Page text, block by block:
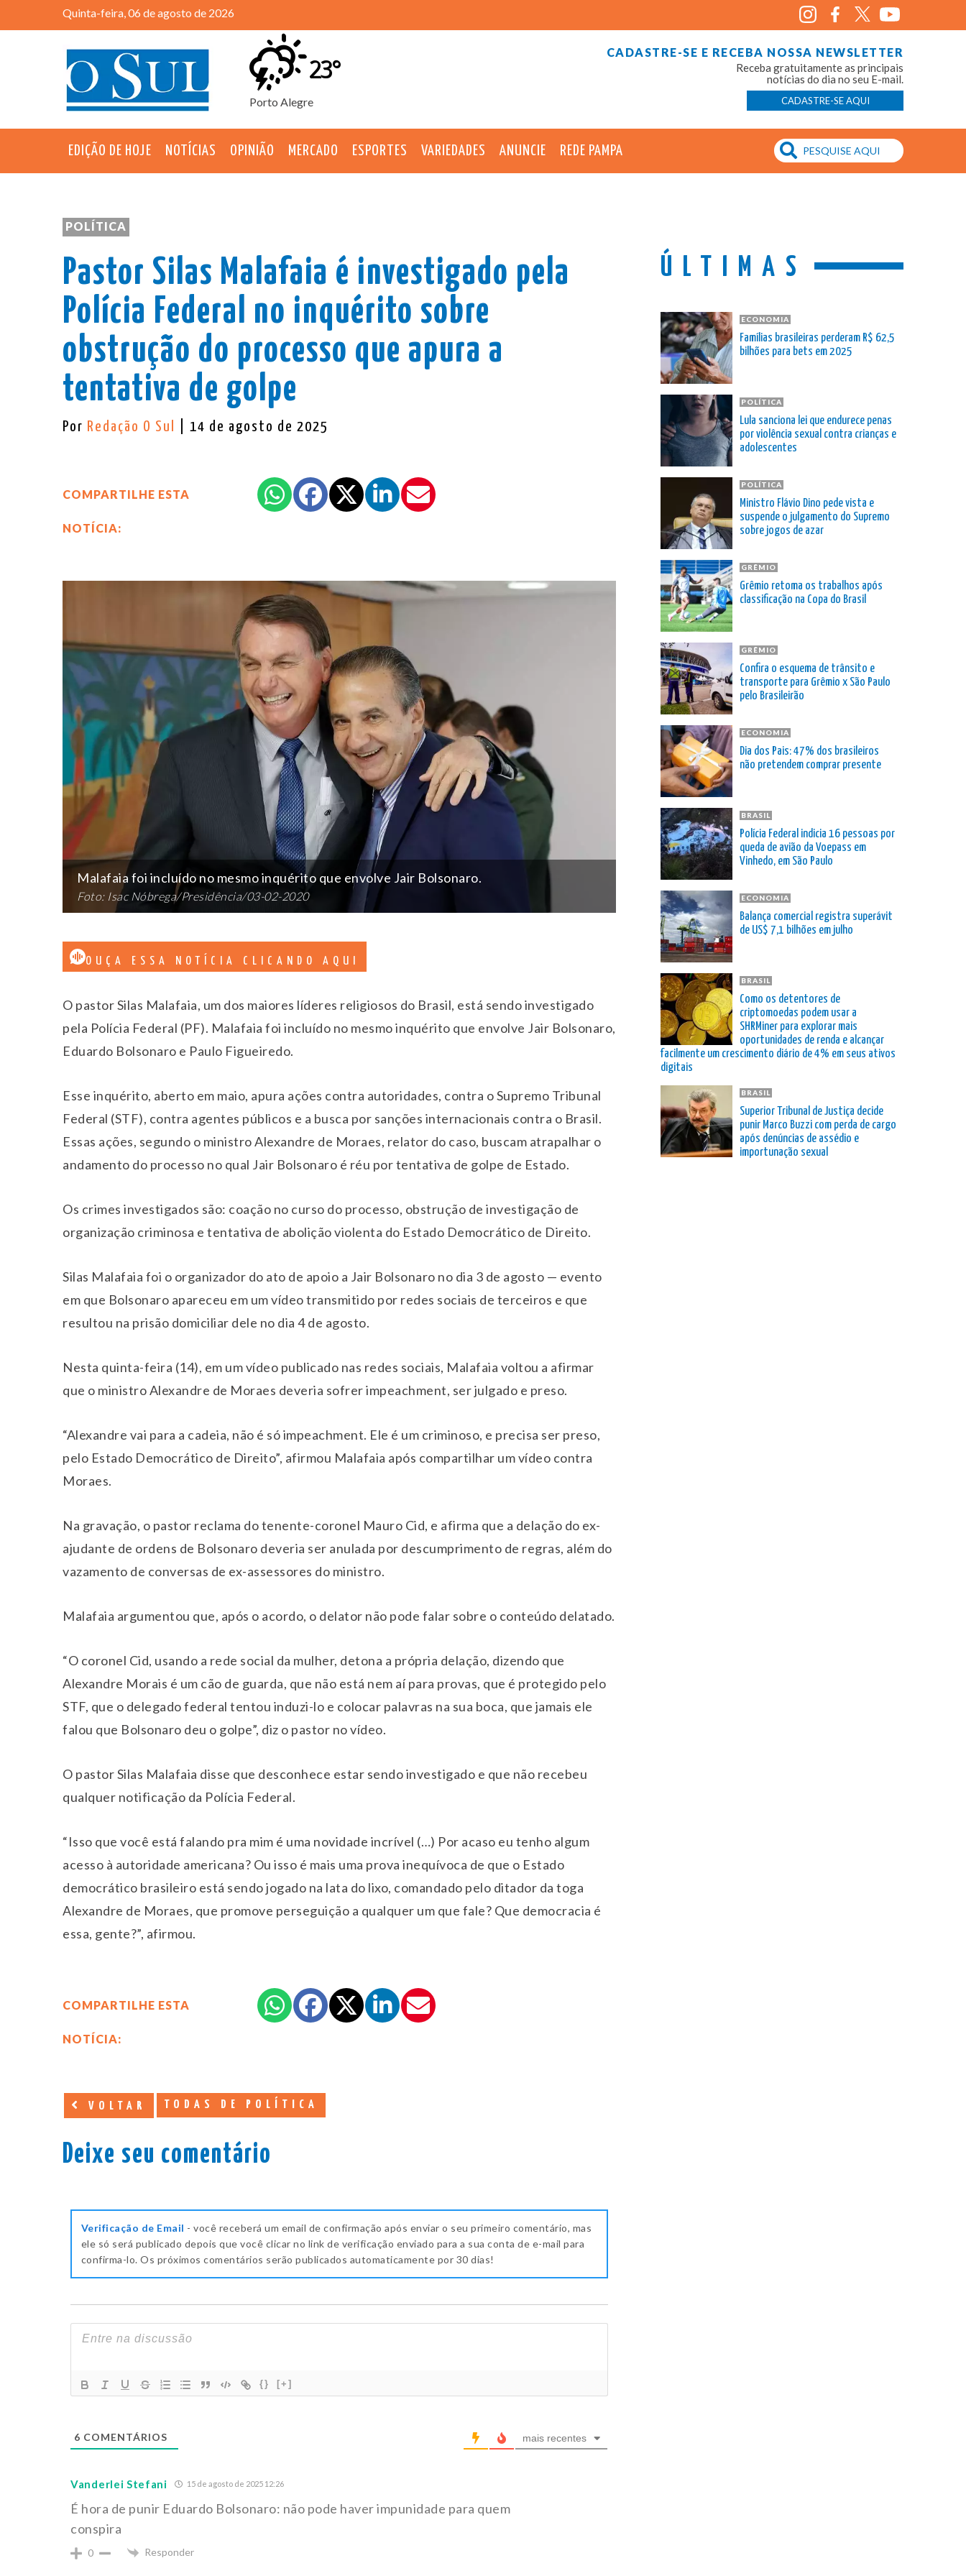
Quinta-feira, 06 de agosto de 2026
Porto Alegre
23°
CADASTRE-SE E RECEBA NOSSA NEWSLETTER
Receba gratuitamente as principais
notícias do dia no seu E-mail.
CADASTRE-SE AQUI
EDIÇÃO DE HOJE NOTÍCIAS OPINIÃO MERCADO ESPORTES VARIEDADES ANUNCIE REDE PAMPA
POLÍTICA
Pastor Silas Malafaia é investigado pela
Polícia Federal no inquérito sobre
obstrução do processo que apura a
tentativa de golpe
Por Redação O Sul | 14 de agosto de 2025
COMPARTILHE ESTA
NOTÍCIA:
Malafaia foi incluído no mesmo inquérito que envolve Jair Bolsonaro.
Foto: Isac Nóbrega/Presidência/03-02-2020
OUÇA ESSA NOTÍCIA CLICANDO AQUI
O pastor Silas Malafaia, um dos maiores líderes religiosos do Brasil, está sendo investigado
pela Polícia Federal (PF). Malafaia foi incluído no mesmo inquérito que envolve Jair Bolsonaro,
Eduardo Bolsonaro e Paulo Figueiredo.
Esse inquérito, aberto em maio, apura ações contra autoridades, contra o Supremo Tribunal
Federal (STF), contra agentes públicos e a busca por sanções internacionais contra o Brasil.
Essas ações, segundo o ministro Alexandre de Moraes, relator do caso, buscam atrapalhar o
andamento do processo no qual Jair Bolsonaro é réu por tentativa de golpe de Estado.
Os crimes investigados são: coação no curso do processo, obstrução de investigação de
organização criminosa e tentativa de abolição violenta do Estado Democrático de Direito.
Silas Malafaia foi o organizador do ato de apoio a Jair Bolsonaro no dia 3 de agosto — evento
em que Bolsonaro apareceu em um vídeo transmitido por redes sociais de terceiros e que
resultou na prisão domiciliar dele no dia 4 de agosto.
Nesta quinta-feira (14), em um vídeo publicado nas redes sociais, Malafaia voltou a afirmar
que o ministro Alexandre de Moraes deveria sofrer impeachment, ser julgado e preso.
“Alexandre vai para a cadeia, não é só impeachment. Ele é um criminoso, e precisa ser preso,
pelo Estado Democrático de Direito”, afirmou Malafaia após compartilhar um vídeo contra
Moraes.
Na gravação, o pastor reclama do tenente-coronel Mauro Cid, e afirma que a delação do ex-
ajudante de ordens de Bolsonaro deveria ser anulada por descumprimento de regras, além do
vazamento de conversas de ex-assessores do ministro.
Malafaia argumentou que, após o acordo, o delator não pode falar sobre o conteúdo delatado.
“O coronel Cid, usando a rede social da mulher, detona a própria delação, dizendo que
Alexandre Morais é um cão de guarda, que não está nem aí para provas, que é protegido pelo
STF, que o delegado federal tentou induzi-lo e colocar palavras na sua boca, que jamais ele
falou que Bolsonaro deu o golpe”, diz o pastor no vídeo.
O pastor Silas Malafaia disse que desconhece estar sendo investigado e que não recebeu
qualquer notificação da Polícia Federal.
“Isso que você está falando pra mim é uma novidade incrível (…) Por acaso eu tenho algum
acesso à autoridade americana? Ou isso é mais uma prova inequívoca de que o Estado
democrático brasileiro está sendo jogado na lata do lixo, comandado pelo ditador da toga
Alexandre de Moraes, que promove perseguição a qualquer um que fale? Que democracia é
essa, gente?”, afirmou.
COMPARTILHE ESTA
NOTÍCIA:
VOLTAR TODAS DE POLÍTICA
Deixe seu comentário
Verificação de Email - você receberá um email de confirmação após enviar o seu primeiro comentário, mas
ele só será publicado depois que você clicar no link de verificação enviado para a sua conta de e-mail para
confirma-lo. Os próximos comentários serão publicados automaticamente por 30 dias!
{} [+]
6 COMENTÁRIOS mais recentes
Vanderlei Stefani 15 de agosto de 2025 12:26
É hora de punir Eduardo Bolsonaro: não pode haver impunidade para quem
conspira
0 Responder
ÚLTIMAS
ECONOMIA
Famílias brasileiras perderam R$ 62,5
bilhões para bets em 2025
POLÍTICA
Lula sanciona lei que endurece penas
por violência sexual contra crianças e
adolescentes
POLÍTICA
Ministro Flávio Dino pede vista e
suspende o julgamento do Supremo
sobre jogos de azar
GRÊMIO
Grêmio retoma os trabalhos após
classificação na Copa do Brasil
GRÊMIO
Confira o esquema de trânsito e
transporte para Grêmio x São Paulo
pelo Brasileirão
ECONOMIA
Dia dos Pais: 47% dos brasileiros
não pretendem comprar presente
BRASIL
Polícia Federal indicia 16 pessoas por
queda de avião da Voepass em
Vinhedo, em São Paulo
ECONOMIA
Balança comercial registra superávit
de US$ 7,1 bilhões em julho
BRASIL
Como os detentores de
criptomoedas podem usar a
SHRMiner para explorar mais
oportunidades de renda e alcançar
facilmente um crescimento diário de 4% em seus ativos
digitais
BRASIL
Superior Tribunal de Justiça decide
punir Marco Buzzi com perda de cargo
após denúncias de assédio e
importunação sexual